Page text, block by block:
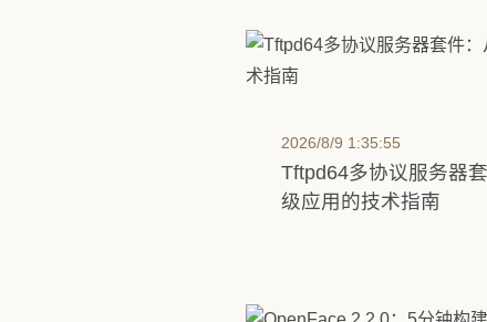
2026/8/9 1:35:55
Tftpd64多协议服务器
级应用的技术指南